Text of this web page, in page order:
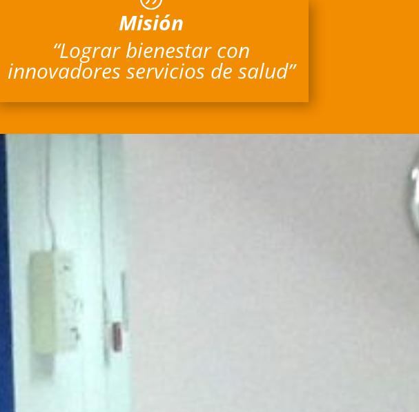
Misión
“Lograr bienestar con
innovadores servicios de salud”